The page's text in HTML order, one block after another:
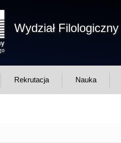
Wydział Filologiczny
Rekrutacja Nauka